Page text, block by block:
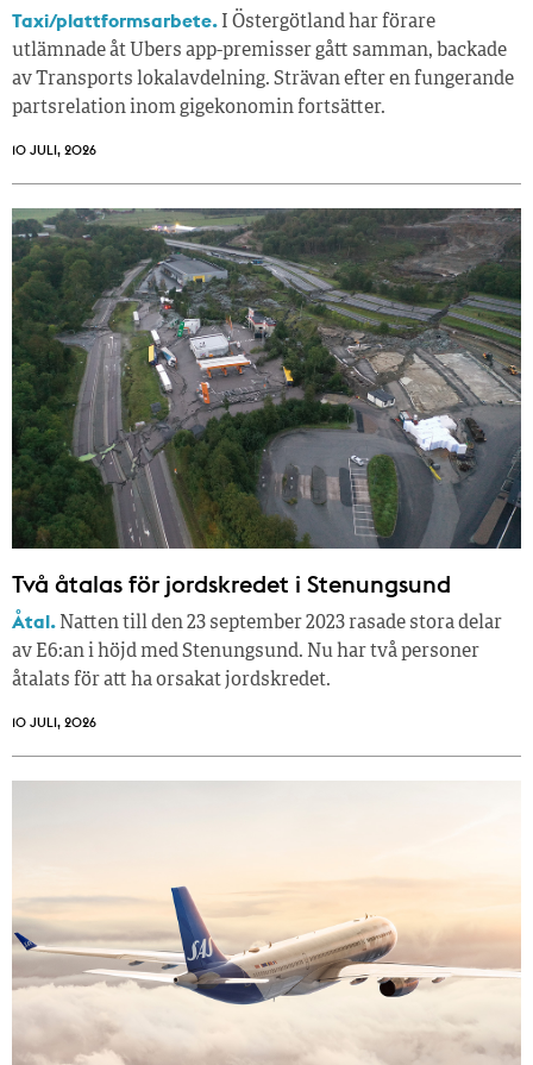
Taxi/plattformsarbete. I Östergötland har förare
utlämnade åt Ubers app-premisser gått samman, backade
av Transports lokalavdelning. Strävan efter en fungerande
partsrelation inom gigekonomin fortsätter.
10 JULI, 2026
Två åtalas för jordskredet i Stenungsund
Åtal. Natten till den 23 september 2023 rasade stora delar
av E6:an i höjd med Stenungsund. Nu har två personer
åtalats för att ha orsakat jordskredet.
10 JULI, 2026